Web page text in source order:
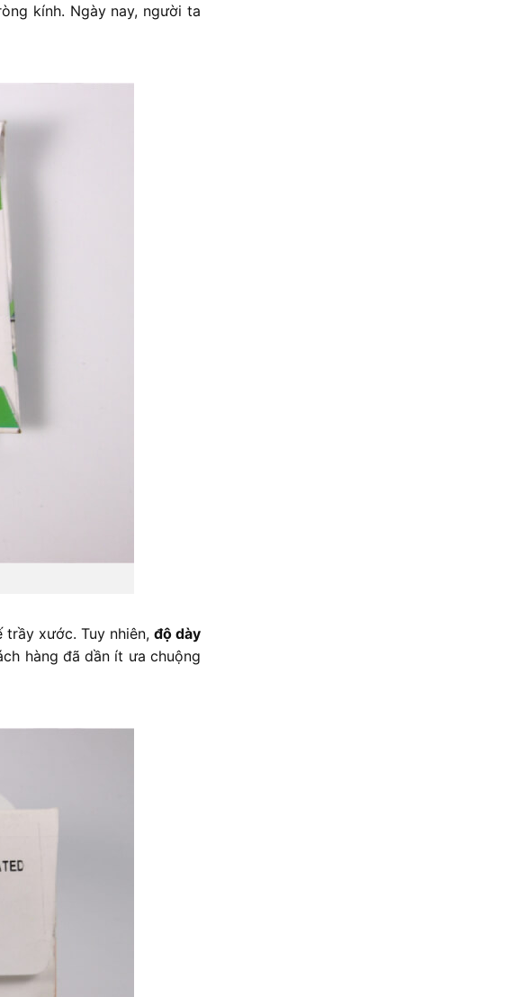
kính. Ngày nay, người ta
xước. Tuy nhiên, độ dày
hàng đã dần ít ưa chuộng